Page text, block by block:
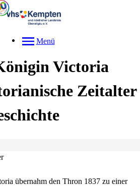
Menü
Victoria
Zeitalter
übernahm den Thron 1837 zu einer